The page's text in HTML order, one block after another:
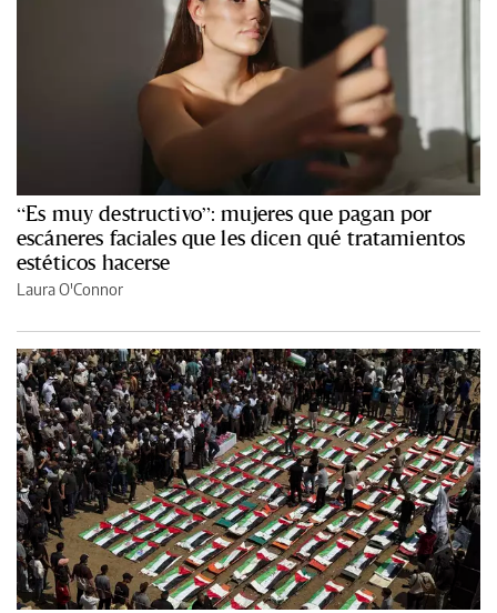
“Es muy destructivo”: mujeres que pagan por
escáneres faciales que les dicen qué tratamientos
estéticos hacerse
Laura O'Connor